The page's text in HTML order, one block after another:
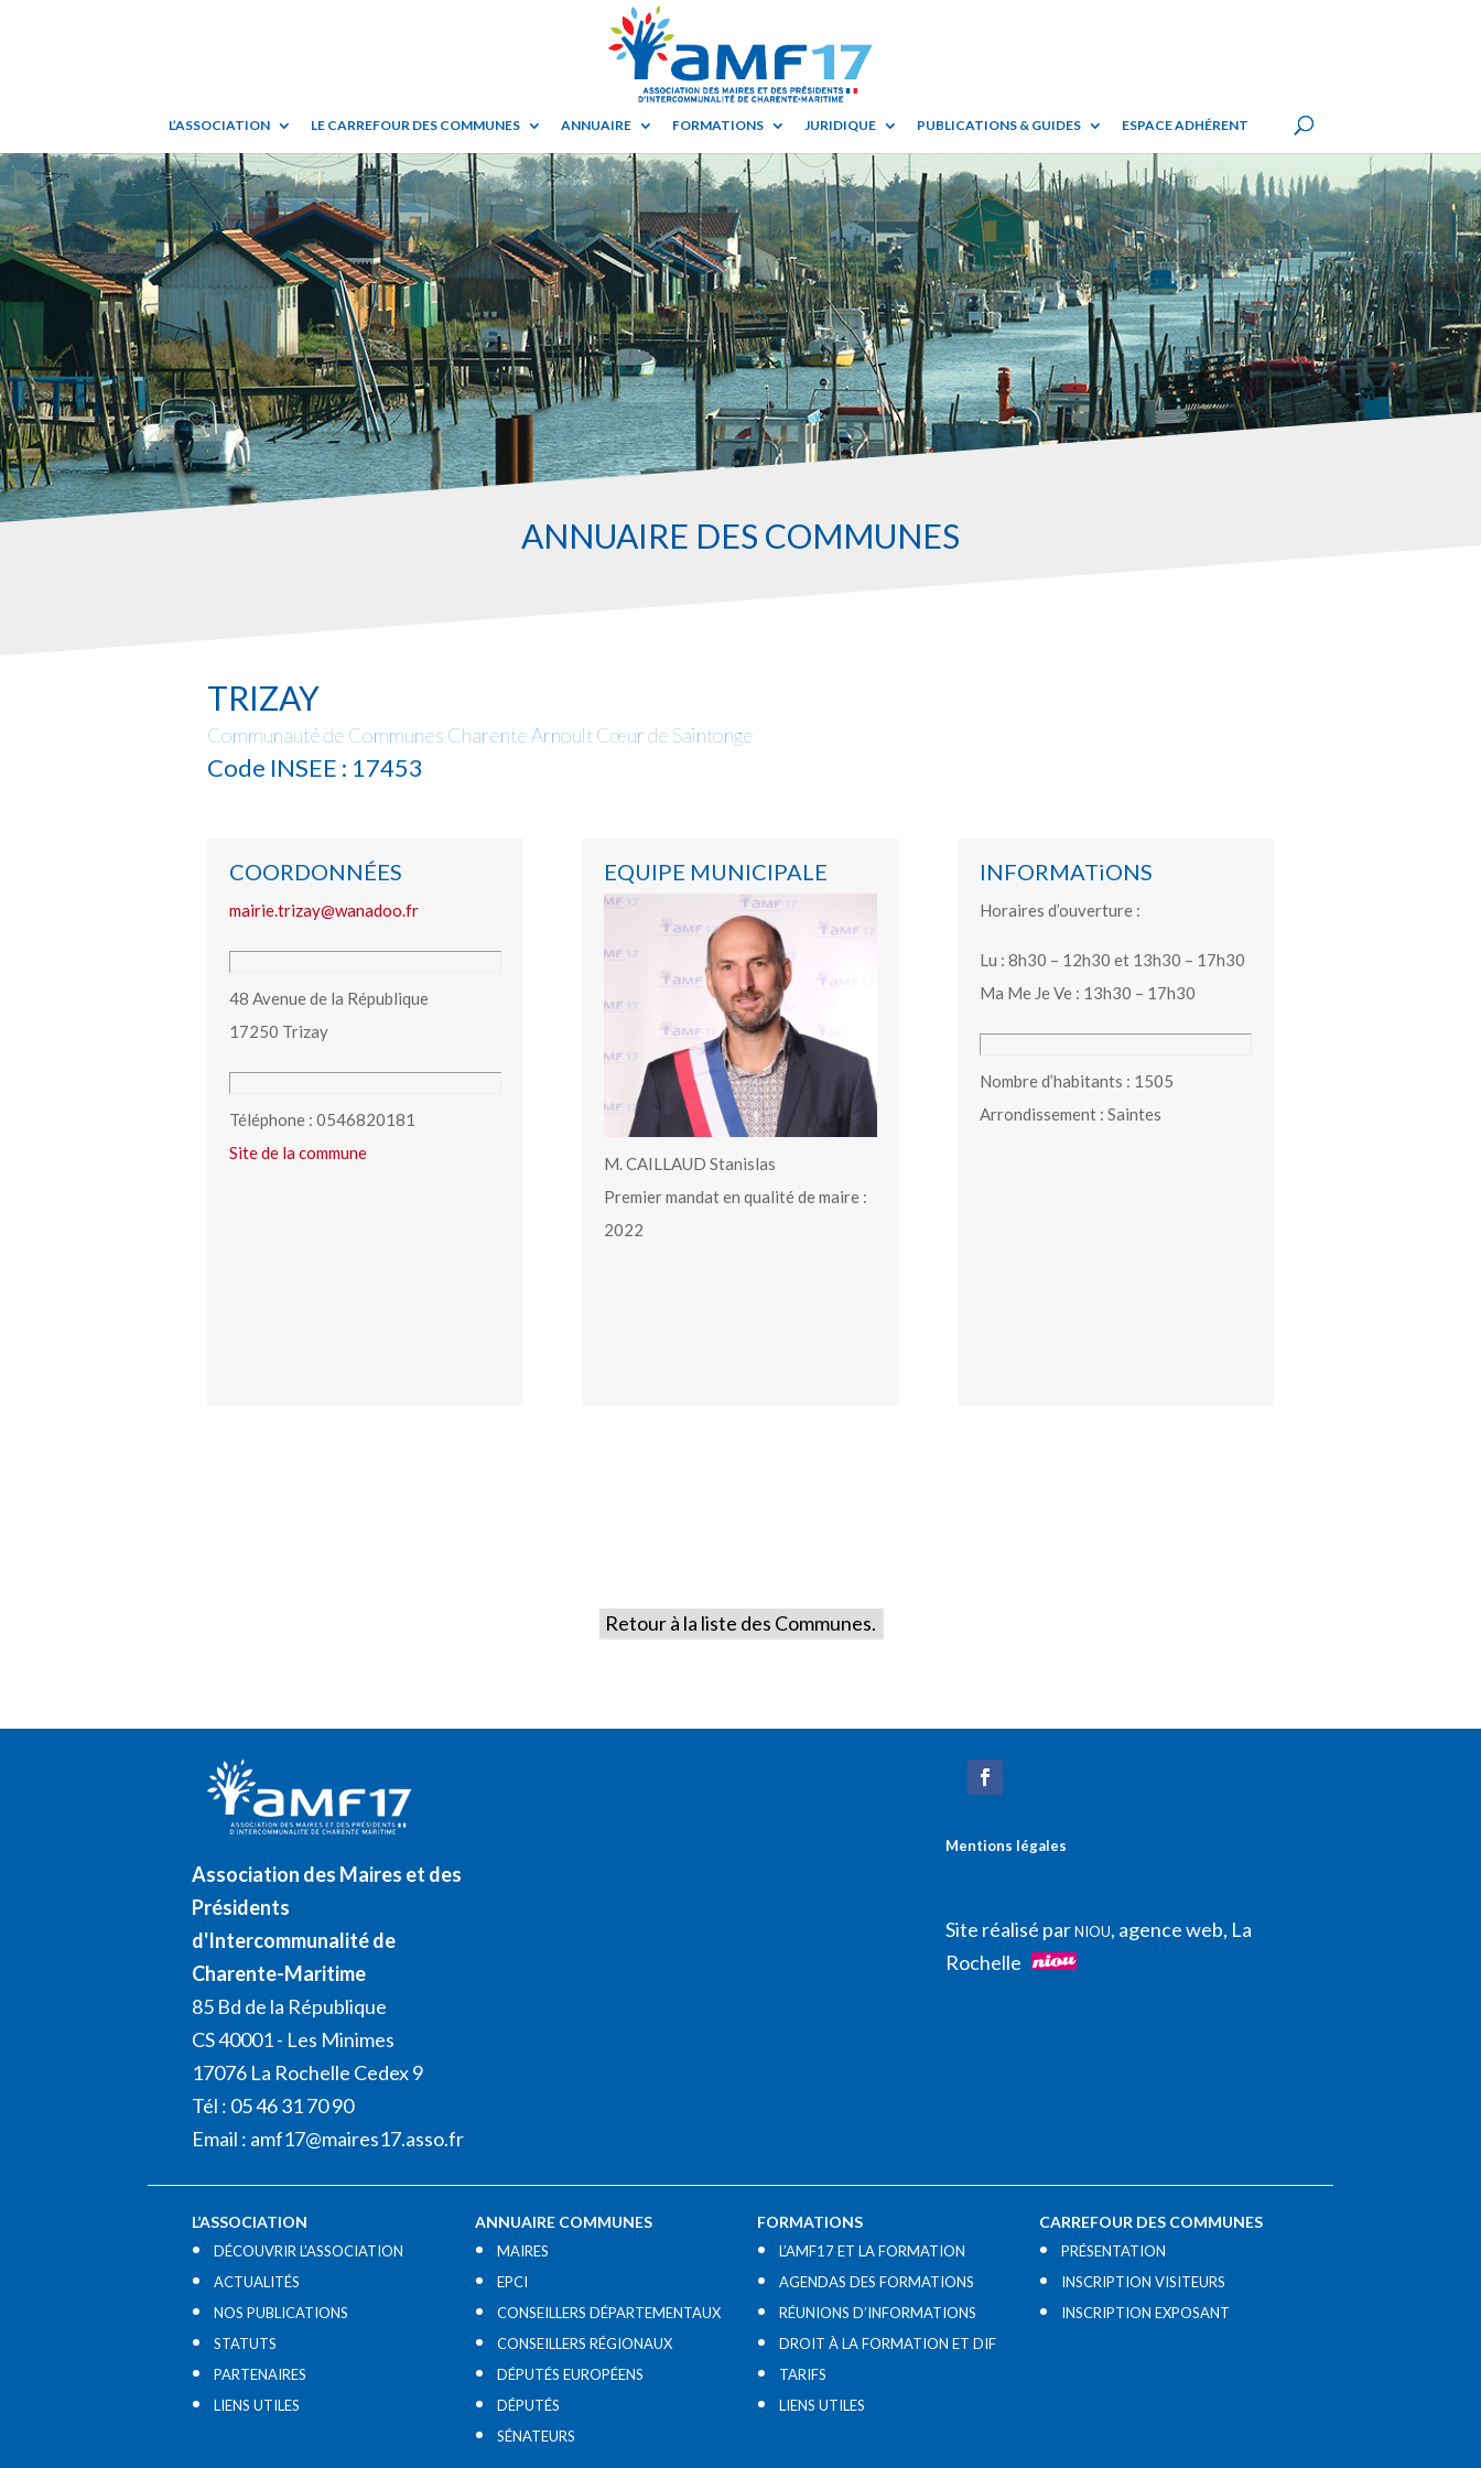
L’ASSOCIATION LE CARREFOUR DES COMMUNES ANNUAIRE FORMATIONS JURIDIQUE PUBLICATIONS & GUIDES ESPACE ADHÉRENT
ANNUAIRE DES COMMUNES
TRIZAY
Communauté de Communes Charente Arnoult Cœur de Saintonge
Code INSEE : 17453
COORDONNÉES
mairie.trizay@wanadoo.fr
48 Avenue de la République
17250 Trizay
Téléphone : 0546820181
Site de la commune
EQUIPE MUNICIPALE
M. CAILLAUD Stanislas
Premier mandat en qualité de maire :
2022
INFORMATiONS
Horaires d’ouverture :
Lu : 8h30 – 12h30 et 13h30 – 17h30
Ma Me Je Ve : 13h30 – 17h30
Nombre d’habitants : 1505
Arrondissement : Saintes
Retour à la liste des Communes.
Association des Maires et des
Présidents
d'Intercommunalité de
Charente-Maritime
85 Bd de la République
CS 40001 - Les Minimes
17076 La Rochelle Cedex 9
Tél : 05 46 31 70 90
Email : amf17@maires17.asso.fr
Mentions légales
Site réalisé parNIOU, agence web, La
Rochelle
L’ASSOCIATION
DÉCOUVRIR L’ASSOCIATION
ACTUALITÉS
NOS PUBLICATIONS
STATUTS
PARTENAIRES
LIENS UTILES​
ANNUAIRE COMMUNES
MAIRES
EPCI
CONSEILLERS DÉPARTEMENTAUX
CONSEILLERS RÉGIONAUX
DÉPUTÉS EUROPÉENS
DÉPUTÉS
SÉNATEURS
FORMATIONS
L’AMF17 ET LA FORMATION
AGENDAS DES FORMATIONS
RÉUNIONS D’INFORMATIONS
DROIT À LA FORMATION ET DIF
TARIFS
LIENS UTILES​
CARREFOUR DES COMMUNES
PRÉSENTATION
INSCRIPTION VISITEURS
INSCRIPTION EXPOSANT